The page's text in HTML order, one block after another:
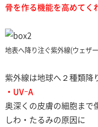
骨を作る機能を高めてく
地表へ降り注ぐ紫外線(ウェザ
紫外線は地球へ２種類降
・UVｰA
奥深くの皮膚の細胞まで
しわ・たるみの原因に